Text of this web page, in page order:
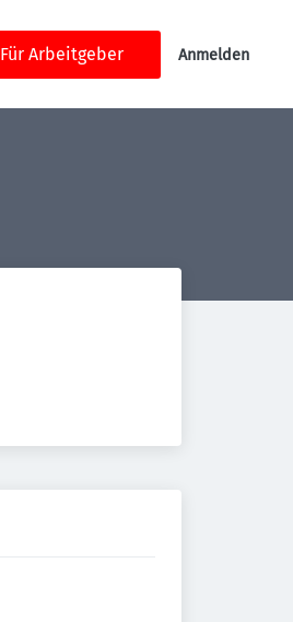
Für Arbeitgeber Anmelden